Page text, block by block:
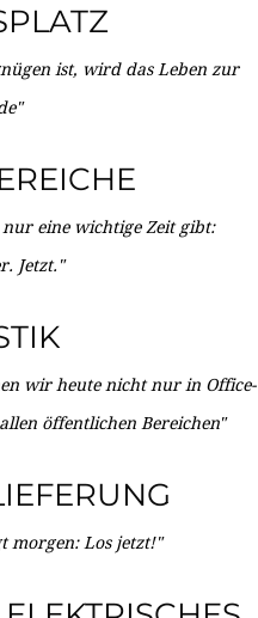
ist, wird das Leben zur
nur eine wichtige Zeit gibt:
Jetzt."
wir heute nicht nur in Office-
öffentlichen Bereichen"
morgen: Los jetzt!"